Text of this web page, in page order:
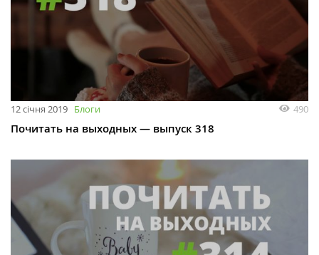
12 січня 2019 Блоги 490
Почитать на выходных — выпуск 318